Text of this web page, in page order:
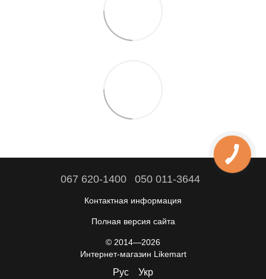
067 620-1400 050 011-3644
Контактная информация
Полная версия сайта
© 2014—2026
Интернет-магазин Likemart
Рус Укр